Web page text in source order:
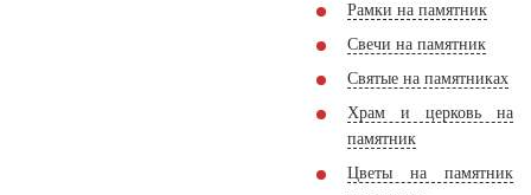
Рамки на памятник
Свечи на памятник
Святые на памятниках
Храм и церковь на
памятник
Цветы на памятник